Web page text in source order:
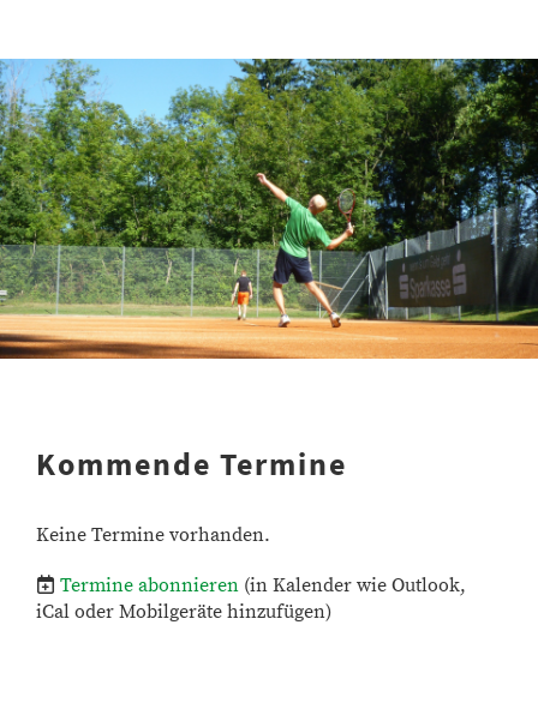
Kommende Termine
Keine Termine vorhanden.
Termine abonnieren (in Kalender wie Outlook,
iCal oder Mobilgeräte hinzufügen)